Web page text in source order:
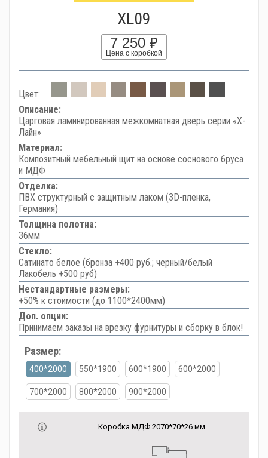
XL09
7 250 ₽
Цена с коробкой
Цвет:
Описание:
Царговая ламинированная межкомнатная дверь серии «Х-
Лайн»
Материал:
Композитный мебельный щит на основе соснового бруса
и МДФ
Отделка:
ПВХ структурный с защитным лаком (3D-пленка,
Германия)
Толщина полотна:
36мм
Стекло:
Сатинато белое (бронза +400 руб.; черный/белый
Лакобель +500 руб)
Нестандартные размеры:
+50% к стоимости (до 1100*2400мм)
Доп. опции:
Принимаем заказы на врезку фурнитуры и сборку в блок!
Размер:
400*2000 550*1900 600*1900 600*2000
700*2000 800*2000 900*2000
Коробка МДФ 2070*70*26 мм